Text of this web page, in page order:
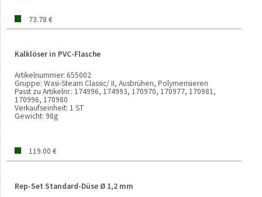
73.78 €
Kalklöser in PVC-Flasche
Artikelnummer: 655002
Gruppe: Wasi-Steam Classic/ II, Ausbrühen, Polymerisieren
Passt zu Artikelnr.: 174996, 174993, 170970, 170977, 170981,
170996, 170980
Verkaufseinheit: 1 ST
Gewicht: 98g
119.00 €
Rep-Set Standard-Düse Ø 1,2 mm